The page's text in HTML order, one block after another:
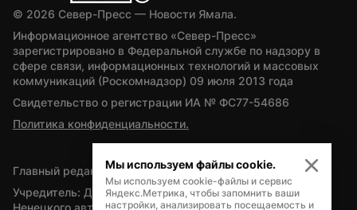
© 2026 Север-Пресс — Новости Ямала.
Информационное агентство «Север-Пресс»
зарегистрировано в Федеральной службе по надзору в
сфере связи, информационных технологий и массовых
коммуникаций (Роскомнадзор) 09 июля 2013 года
Свидетельство о регистрации ИА № ФС77-54686
Политика конфиденциальности.
Главный редактор — А.Л. Поздеев
Учредитель: Департамент внутренней политики Ямало-
Ненецкого автономного округа
Мы используем файлы cookie.
Мы используем cookie-файлы и сервис
Яндекс.Метрика, чтобы запомнить ваши
настройки, анализировать посещаемость и